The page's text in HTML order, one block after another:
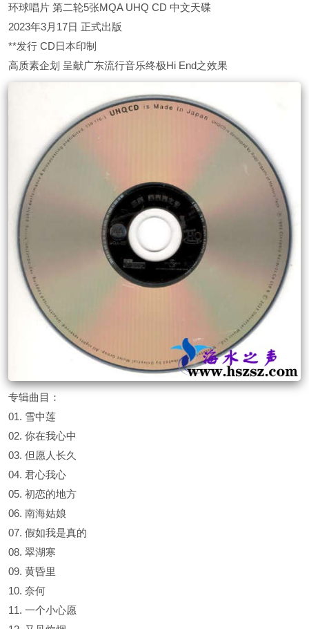
环球唱片 第二轮5张MQA UHQ CD 中文天碟
2023年3月17日 正式出版
**发行 CD日本印制
高质素企划 呈献广东流行音乐终极Hi End之效果
专辑曲目：
01. 雪中莲
02. 你在我心中
03. 但愿人长久
04. 君心我心
05. 初恋的地方
06. 南海姑娘
07. 假如我是真的
08. 翠湖寒
09. 黄昏里
10. 奈何
11. 一个小心愿